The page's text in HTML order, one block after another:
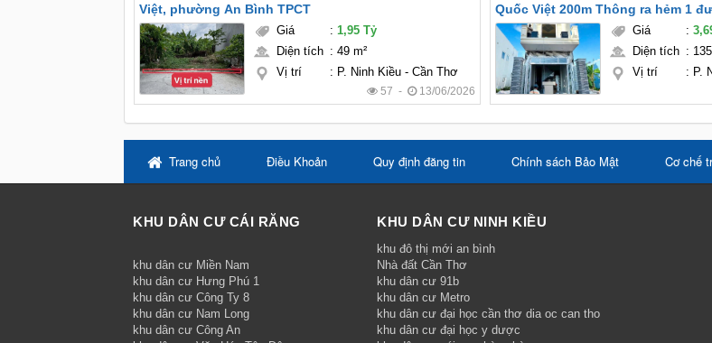
Việt, phường An Bình TPCT
Giá :1,95 Tỷ
Diện tích :49 m²
Vị trí
: P. Ninh Kiều - Cần Thơ
57 - 13/06/2026
Quốc Việt 200m Thông ra hẻm 1
Kiết TP CẦN THƠ
Giá :
Diện tích :
Vị trí
: P.
Trang chủ Điều Khoản Quy định đăng tin Chính sách Bảo Mật Cơ chế
KHU DÂN CƯ CÁI RĂNG
khu dân cư Miền Nam
khu dân cư Hưng Phú 1
khu dân cư Công Ty 8
khu dân cư Nam Long
khu dân cư Công An
KHU DÂN CƯ NINH KIỀU
khu đô thị mới an bình
Nhà đất Cần Thơ
khu dân cư 91b
khu dân cư Metro
khu dân cư đại học cần thơ dia oc can tho
khu dân cư đại học y dược